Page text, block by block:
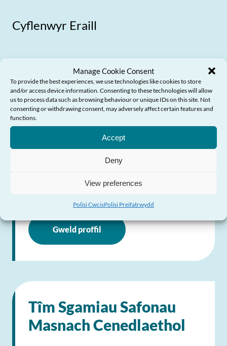
Manage Cookie Consent
To provide the best experiences, we use technologies like cookies to store
and/or access device information. Consenting to these technologies will allow
us to process data such as browsing behaviour or unique IDs on this site. Not
consenting or withdrawing consent, may adversely affect certain features and
functions.
Accept
Deny
View preferences
Polisi CwcisPolisi Preifatrwydd
Angen Help?
Cyflenwyr Eraill
Yr Awdurdod
Ymddygiad Ariannol
0300 500 8082 / 0800 111 6768
Ymweld â’r Wefan
Gweld proffil
Tîm Sgamiau Safonau
Masnach Cenedlaethol